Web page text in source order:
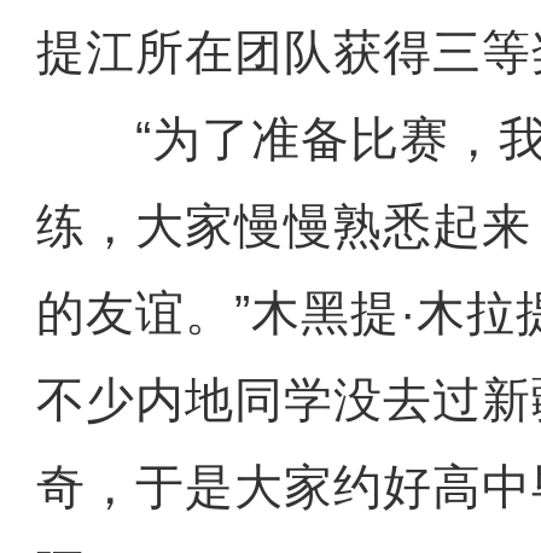
提江所在团队获得三
“为了准备比赛，我
练，大家慢慢熟悉起
的友谊。”木黑提·木
不少内地同学没去过
奇，于是大家约好高